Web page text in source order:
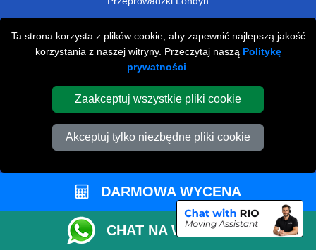
Ta strona korzysta z plików cookie, aby zapewnić najlepszą jakość
korzystania z naszej witryny. Przeczytaj naszą Politykę
prywatności
Zaakceptuj wszystkie pliki cookie
Akceptuj tylko niezbędne pliki cookie
N15 5LA London ,UK
Napisz do nas
+44 208 099 9173
Kontakt
FAQ
Rekomendacje
DARMOWA WYCENA
CHAT NA WHATSAPP